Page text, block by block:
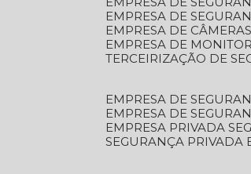
EMPRESA DE
EMPRESA DE
EMPRESA DE
TERCEIRIZAÇÃO DE
EMPRESA DE
EMPRESA DE
EMPRESA PRIVADA
SEGURANÇA PRIVADA